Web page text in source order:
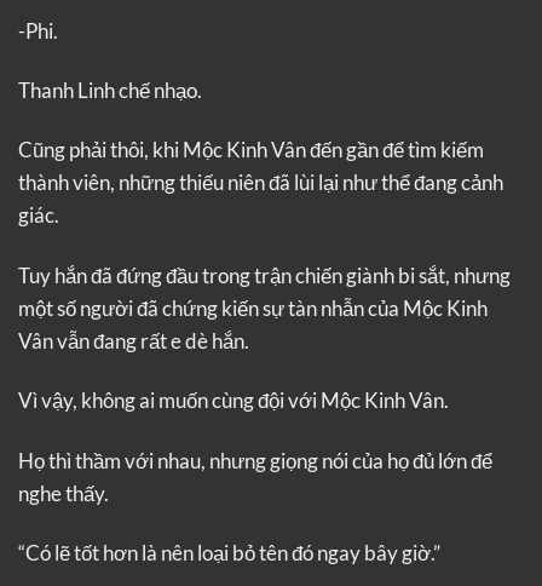
-Phi.
Thanh Linh chế nhạo.
Cũng phải thôi, khi Mộc Kinh Vân đến gần để tìm kiếm
thành viên, những thiếu niên đã lùi lại như thể đang cảnh
giác.
Tuy hắn đã đứng đầu trong trận chiến giành bi sắt, nhưng
một số người đã chứng kiến sự tàn nhẫn của Mộc Kinh
Vân vẫn đang rất e dè hắn.
Vì vậy, không ai muốn cùng đội với Mộc Kinh Vân.
Họ thì thầm với nhau, nhưng giọng nói của họ đủ lớn để
nghe thấy.
“Có lẽ tốt hơn là nên loại bỏ tên đó ngay bây giờ.”